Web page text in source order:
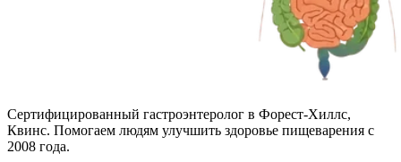
Сертифицированный гастроэнтеролог в Форест-Хиллс,
Квинс. Помогаем людям улучшить здоровье пищеварения с
2008 года.